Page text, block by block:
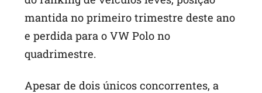
mantida no primeiro trimestre deste ano
e perdida para o VW Polo no
quadrimestre.
Apesar de dois únicos concorrentes, a